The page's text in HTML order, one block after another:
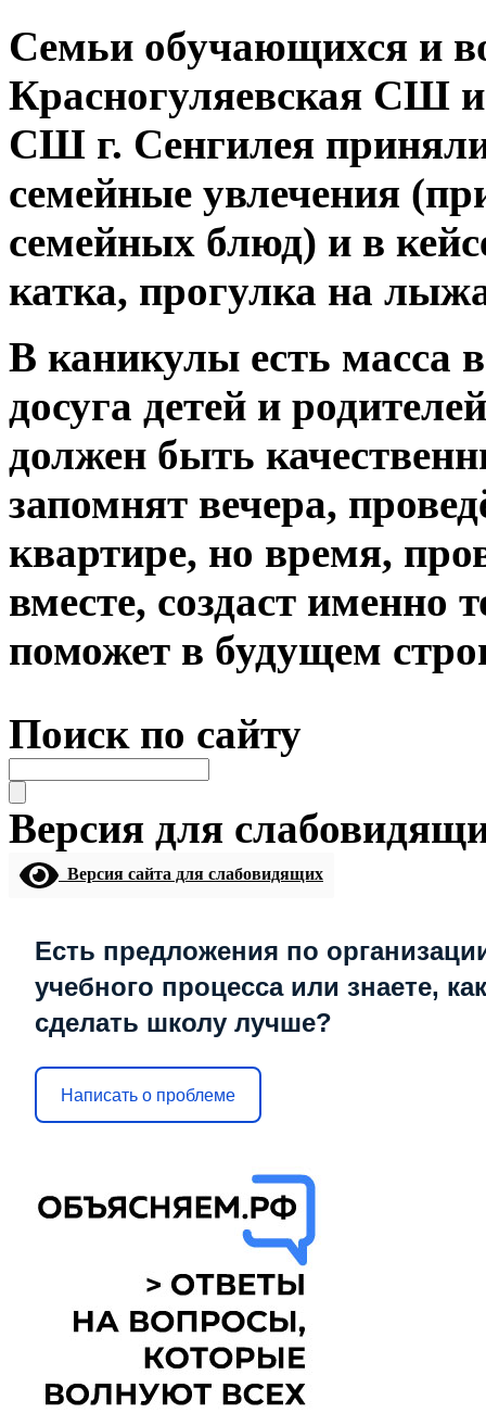
⁣Семьи обучающихся и
Красногуляевская
СШ г. Сенгилея
семейные увлечения
семейных блюд) и в
катка, прогулка на
⁣В каникулы есть масса
досуга детей и
должен быть
запомнят вечера,
квартире, но время,
вместе, создаст именно
поможет в будущем
Поиск по сайту
Версия для
Версия сайта для слабовидящих
Есть предложения по
учебного процесса или знаете, как
сделать школу лучше?
Написать о проблеме